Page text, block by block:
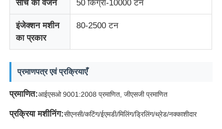
हमारे बारे में
गुणवत्ता नियंत्रण
साँचे का वजन 50 किग्रा-10000 टन
इंजेक्शन मशीन
का प्रकार
80-2500 टन
प्रमाणपत्र एवं प्रक्रियाएँ
प्रमाणित:आईएसओ 9001:2008 प्रमाणित, जीएसजी प्रमाणित
प्रक्रिया मशीनिंग:सीएनसी/कटिंग/ईएमडी/मिलिंग/ड्रिलिंग/थ्रेड/नक्काशीदार